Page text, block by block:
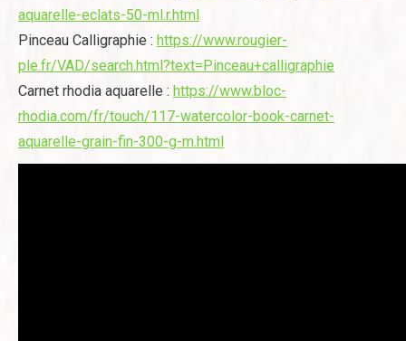
aquarelle-eclats-50-ml.r.html
Pinceau Calligraphie : https://www.rougier-
ple.fr/VAD/search.html?text=Pinceau+calligraphie
Carnet rhodia aquarelle : https://www.bloc-
rhodia.com/fr/touch/117-watercolor-book-carnet-
aquarelle-grain-fin-300-g-m.html